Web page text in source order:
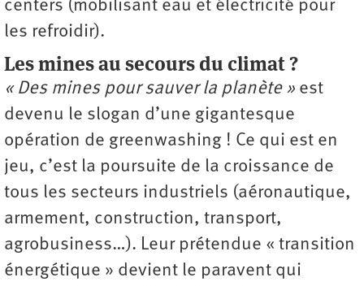
centers (mobilisant eau et ­électricité pour
les refroidir).
Les mines au secours du climat ?
« Des mines pour sauver la planète » est
devenu le slogan d’une gigantesque
opération de greenwashing ! Ce qui est en
jeu, c’est la poursuite de la croissance de
tous les secteurs industriels (aéronautique,
armement, construction, transport,
agrobusiness…). Leur prétendue « transition
énergétique » devient le paravent qui